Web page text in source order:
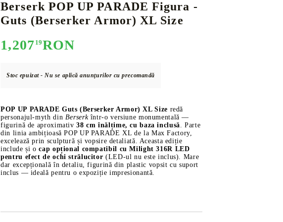
BULK CARDSOTHERS
Berserk POP UP PARADE Figura -
Guts (Berserker Armor) XL Size
1,207 19RON
Stoc epuizat - Nu se aplică anunțurilor cu precomandă
POP UP PARADE Guts (Berserker Armor) XL Size redă
personajul-myth din Berserkîntr-o versiune monumentală —
figurină de aproximativ38 cm înălțime, cu baza inclusă. Parte
din linia ambițioasă POP UP PARADE XL de la Max Factory,
excelează prin sculptură și vopsire detaliată. Aceasta ediție
include și ocap opțional compatibil cu Milight 316R LED
pentru efect de ochi strălucitor (LED-ul nu este inclus). Mare
dar excepțională în detaliu, figurină din plastic vopsit cu suport
inclus — ideală pentru o expoziție impresionantă.